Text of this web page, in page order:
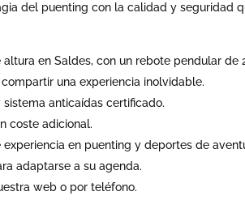
del puenting con la calidad y seguridad
en Saldes, con un rebote pendular de
una experiencia inolvidable.
anticaídas certificado.
coste adicional.
en puenting y deportes de
adaptarse a su agenda.
web o por teléfono.